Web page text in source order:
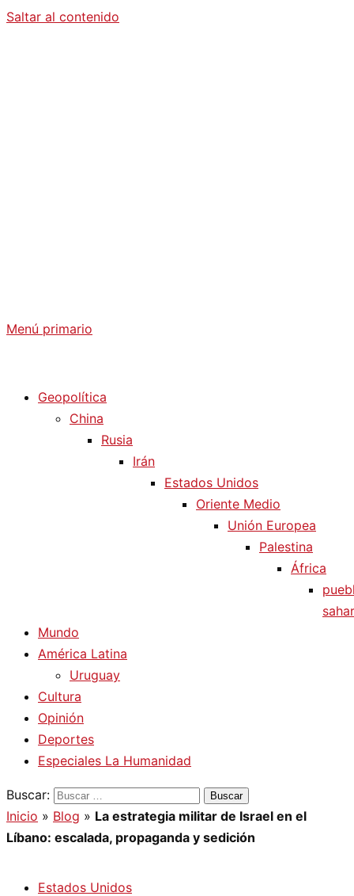
Saltar al contenido
Menú primario
Geopolítica
China
Rusia
Irán
Estados Unidos
Oriente Medio
Unión Europea
Palestina
África
Mundo
América Latina
Uruguay
Cultura
Opinión
Deportes
Especiales La Humanidad
Buscar:
Inicio » Blog » La estrategia militar de Israel en el
Líbano: escalada, propaganda y sedición
Estados Unidos